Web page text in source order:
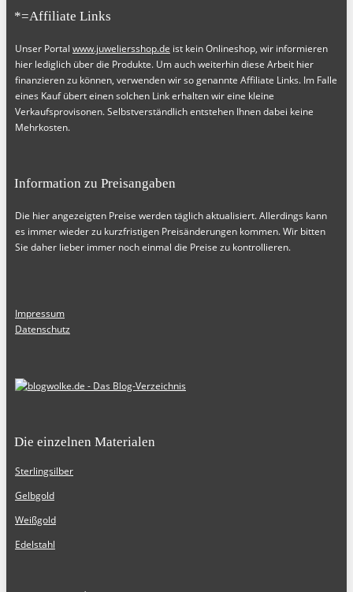
*=Affiliate Links
Unser Portal www.juweliersshop.de ist kein Onlineshop, wir informieren
hier lediglich über die Produkte. Um auch weiterhin diese Arbeit hier
finanzieren zu können, verwenden wir so genannte Affiliate Links. Im Falle
eines Kauf übert einen solchen Link erhalten wir eine kleine
Verkaufsprovisonen. Selbstverständlich entstehen Ihnen dabei keine
Mehrkosten.
Information zu Preisangaben
Die hier angezeigten Preise werden täglich aktualisiert. Allerdings kann
es immer wieder zu kurzfristigen Preisänderungen kommen. Wir bitten
Sie daher lieber immer noch einmal die Preise zu kontrollieren.
Impressum
Datenschutz
Die einzelnen Materialen
Sterlingsilber
Gelbgold
Weißgold
Edelstahl